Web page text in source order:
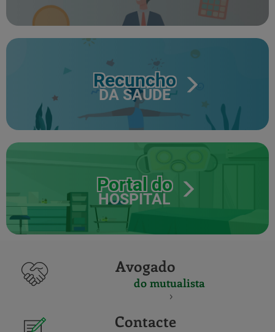
Recuncho
DA SAÚDE
Portal do
HOSPITAL
Avogado
do mutualista
Contacte